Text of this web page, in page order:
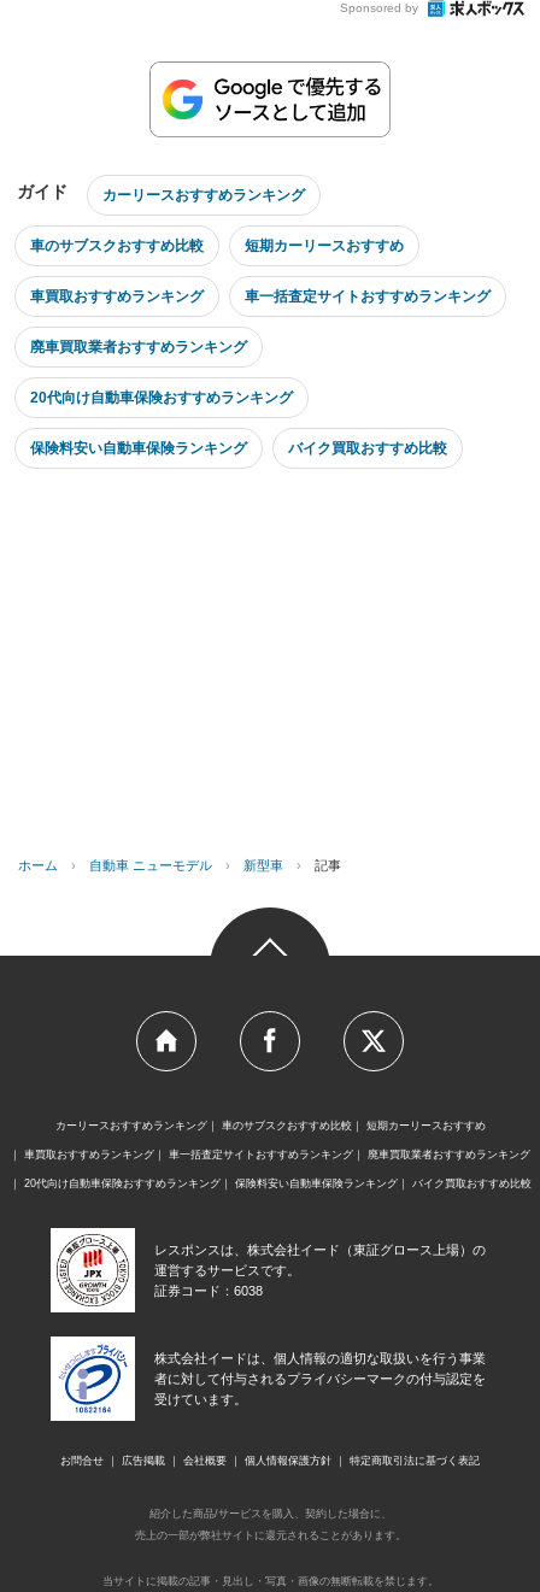
Sponsored by
ガイド カーリースおすすめランキング
車のサブスクおすすめ比較 短期カーリースおすすめ
車買取おすすめランキング 車一括査定サイトおすすめランキング
廃車買取業者おすすめランキング
20代向け自動車保険おすすめランキング
保険料安い自動車保険ランキング バイク買取おすすめ比較
ホーム › 自動車 ニューモデル › 新型車 › 記事
カーリースおすすめランキング 車のサブスクおすすめ比較 短期カーリースおすすめ
車買取おすすめランキング 車一括査定サイトおすすめランキング 廃車買取業者おすすめランキング
20代向け自動車保険おすすめランキング 保険料安い自動車保険ランキング バイク買取おすすめ比較
レスポンスは、株式会社イード（東証グロース上場）の
運営するサービスです。
証券コード：6038
株式会社イードは、個人情報の適切な取扱いを行う事業
者に対して付与されるプライバシーマークの付与認定を
受けています。
お問合せ 広告掲載 会社概要 個人情報保護方針 特定商取引法に基づく表記
紹介した商品/サービスを購入、契約した場合に、
売上の一部が弊社サイトに還元されることがあります。
当サイトに掲載の記事・見出し・写真・画像の無断転載を禁じます。